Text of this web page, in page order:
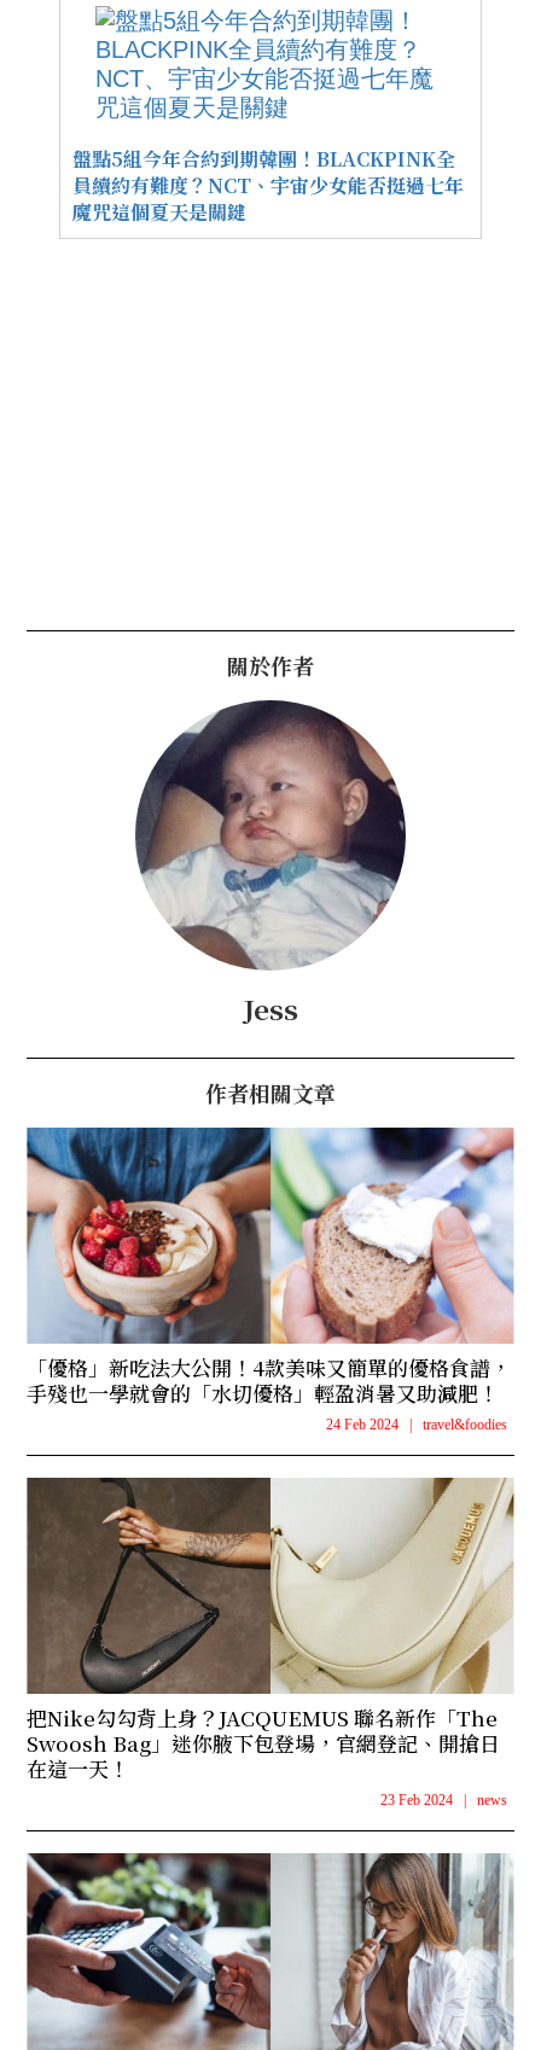
盤點5組今年合約到期韓團！BLACKPINK全
員續約有難度？NCT、宇宙少女能否挺過七年
魔咒這個夏天是關鍵
關於作者
Jess
作者相關文章
「優格」新吃法大公開！4款美味又簡單的優格食譜，
手殘也一學就會的「水切優格」輕盈消暑又助減肥！
24 Feb 2024 | travel&foodies
把Nike勾勾背上身？JACQUEMUS 聯名新作「The
Swoosh Bag」迷你腋下包登場，官網登記、開搶日
在這一天！
23 Feb 2024 | news